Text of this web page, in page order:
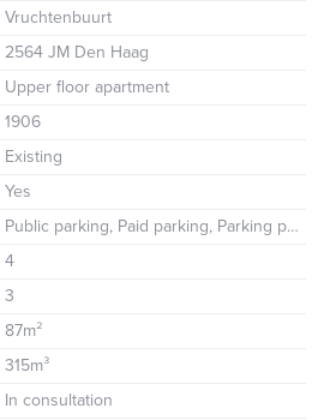
Vruchtenbuurt
2564 JM Den Haag
Upper floor apartment
1906
Existing
Yes
Public parking, Paid parking, Parking permit
4
3
87m²
315m³
In consultation